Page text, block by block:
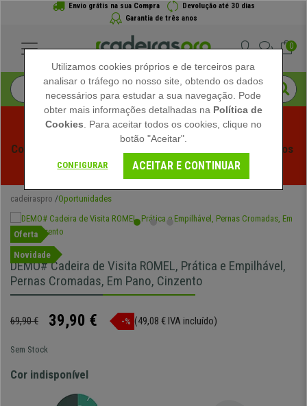
Envio grátis na sua Compra
Devolução até 30 dias
Garantia de três anos
0
Começam os Saldos de Verão em Cadeiraspro! Descontos
Exclusivos por Tempo Limitado - Ver Promoção
cadeiraspro Oportunidades
Oferta
Novidade
DEMO# Cadeira de Visita ROMEL, Prática e Empilhável,
Pernas Cromadas, Em Pano, Cinzento
69,90 € 39,90 € -% (49,08 € IVA incluído)
Sem Stock
Cor indisponível
Utilizamos cookies próprios e de terceiros para
analisar o tráfego no nosso site, obtendo os dados
necessários para estudar a sua navegação. Pode
obter mais informações detalhadas na Política de
Cookies . Para aceitar todos os cookies, clique no
botão "Aceitar".
CONFIGURAR ACEITAR E CONTINUAR